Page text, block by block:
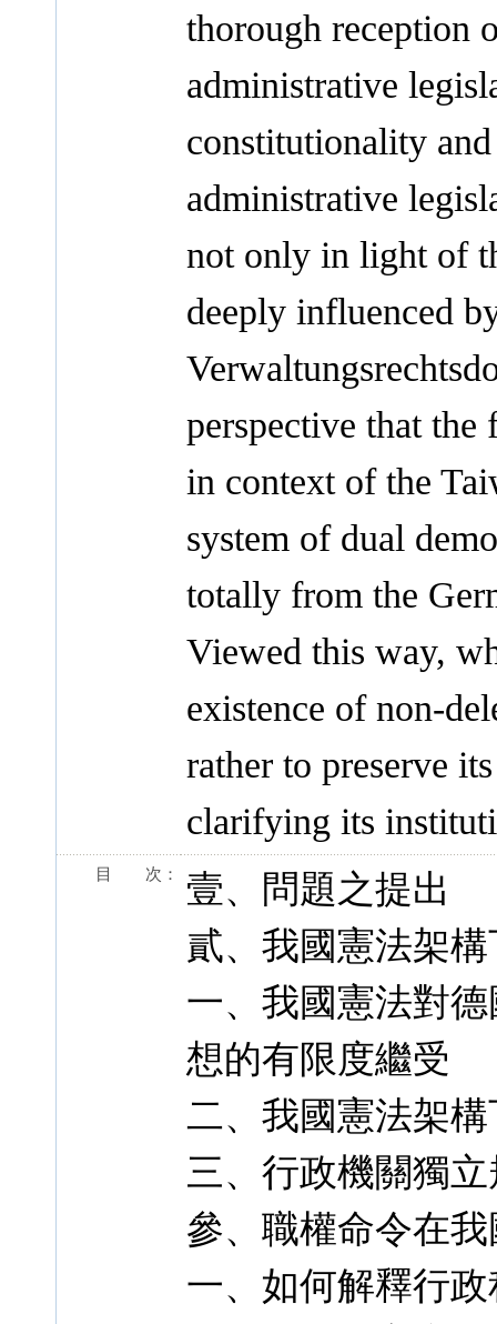
thorough reception
administrative
constitutionality
administrative
not only in light of
deeply influenced
perspective that
in context of the
system of dual
totally from the
Viewed this way,
existence of non-
rather to preserve
clarifying its
目 次：
壹、問題之提出
貳、我國憲法架
一、我國憲法對
想的有限度繼受
二、我國憲法架
三、行政機關獨
參、職權命令在
一、如何解釋行